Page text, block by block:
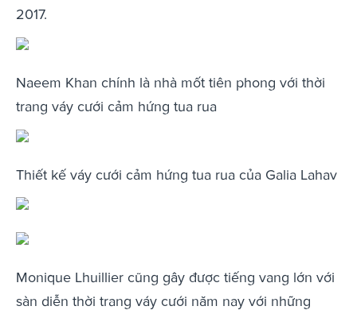
2017.
Naeem Khan chính là nhà mốt tiên phong với thời
trang váy cưới cảm hứng tua rua
Thiết kế váy cưới cảm hứng tua rua của Galia Lahav
Monique Lhuillier cũng gây được tiếng vang lớn với
sàn diễn thời trang váy cưới năm nay với những